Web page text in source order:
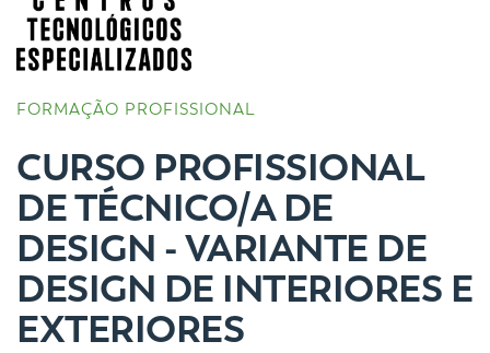
FORMAÇÃO PROFISSIONAL
CURSO PROFISSIONAL
DE TÉCNICO/A DE
DESIGN - VARIANTE DE
DESIGN DE INTERIORES E
EXTERIORES